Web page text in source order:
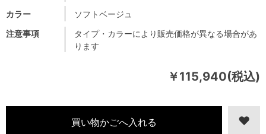
￥115,940(税込)
注意事項
タイプ・カラーにより販売価格が異なる場合があ
ります
カラー
ソフトベージュ